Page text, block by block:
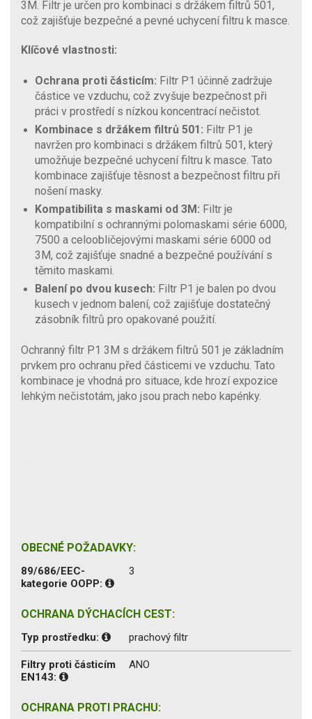
3M. Filtr je určen pro kombinaci s držákem filtrů 501,
což zajišťuje bezpečné a pevné uchycení filtru k masce.
Klíčové vlastnosti:
Ochrana proti částicím: Filtr P1 účinně zadržuje
částice ve vzduchu, což zvyšuje bezpečnost při
práci v prostředí s nízkou koncentrací nečistot.
Kombinace s držákem filtrů 501: Filtr P1 je
navržen pro kombinaci s držákem filtrů 501, který
umožňuje bezpečné uchycení filtru k masce. Tato
kombinace zajišťuje těsnost a bezpečnost filtru při
nošení masky.
Kompatibilita s maskami od 3M: Filtr je
kompatibilní s ochrannými polomaskami série 6000,
7500 a celoobličejovými maskami série 6000 od
3M, což zajišťuje snadné a bezpečné používání s
těmito maskami.
Balení po dvou kusech: Filtr P1 je balen po dvou
kusech v jednom balení, což zajišťuje dostatečný
zásobník filtrů pro opakované použití.
Ochranný filtr P1 3M s držákem filtrů 501 je základním
prvkem pro ochranu před částicemi ve vzduchu. Tato
kombinace je vhodná pro situace, kde hrozí expozice
lehkým nečistotám, jako jsou prach nebo kapénky.
OBECNÉ POŽADAVKY:
89/686/EEC-
kategorie OOPP:
3
OCHRANA DÝCHACÍCH CEST:
Typ prostředku: prachový filtr
Filtry proti částicím
EN143:
ANO
OCHRANA PROTI PRACHU: